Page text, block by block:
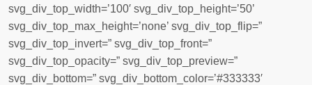
svg_div_top_width=’100′ svg_div_top_height=’50’
svg_div_top_max_height=’none’ svg_div_top_flip=”
svg_div_top_invert=” svg_div_top_front=”
svg_div_top_opacity=” svg_div_top_preview=”
svg_div_bottom=” svg_div_bottom_color=’#333333′